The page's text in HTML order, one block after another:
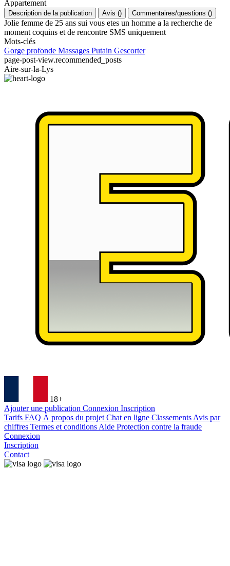
Appartement
Description de la publication Avis () Commentaires/questions ()
Jolie femme de 25 ans sui vous etes un homme a la recherche de
moment coquins et de rencontre SMS uniquement
Mots-clés
Gorge profonde Massages Putain Gescorter
page-post-view.recommended_posts
Aire-sur-la-Lys
18+
Ajouter une publication Connexion Inscription
Tarifs FAQ À propos du projet Chat en ligne Classements Avis par
chiffres Termes et conditions Aide Protection contre la fraude
Connexion
Inscription
Contact